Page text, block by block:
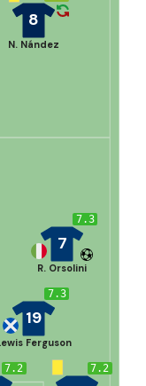
8
N. Nández
7.2 7.2
7.3
19
Ferguson
7.3
7
R. Orsolini